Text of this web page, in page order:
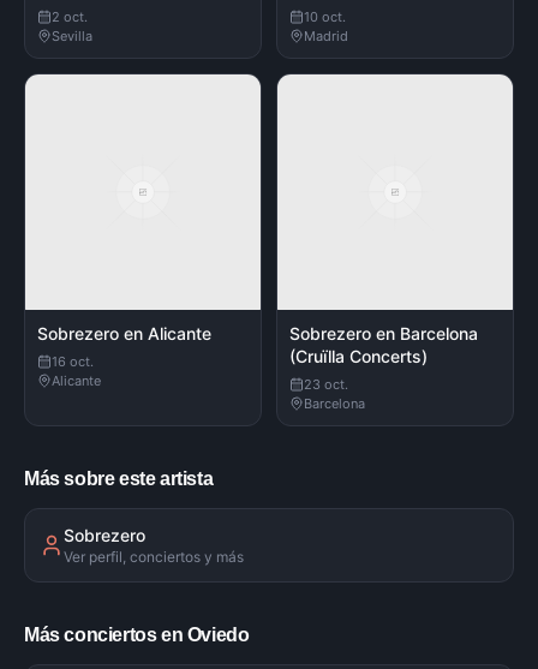
2 oct.
Sevilla
10 oct.
Madrid
Sobrezero en Alicante
16 oct.
Alicante
Sobrezero en Barcelona
(Cruïlla Concerts)
23 oct.
Barcelona
Más sobre este artista
Sobrezero
Ver perfil, conciertos y más
Más conciertos en Oviedo